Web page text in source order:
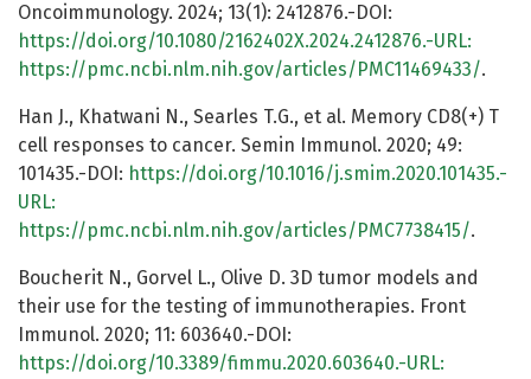
Oncoimmunology. 2024; 13(1): 2412876.-DOI:
https://doi.org/10.1080/2162402X.2024.2412876.-URL:
https://pmc.ncbi.nlm.nih.gov/articles/PMC11469433/.
Han J., Khatwani N., Searles T.G., et al. Memory CD8(+) T
cell responses to cancer. Semin Immunol. 2020; 49:
101435.-DOI: https://doi.org/10.1016/j.smim.2020.101435.-
URL:
https://pmc.ncbi.nlm.nih.gov/articles/PMC7738415/.
Boucherit N., Gorvel L., Olive D. 3D tumor models and
their use for the testing of immunotherapies. Front
Immunol. 2020; 11: 603640.-DOI:
https://doi.org/10.3389/fimmu.2020.603640.-URL: